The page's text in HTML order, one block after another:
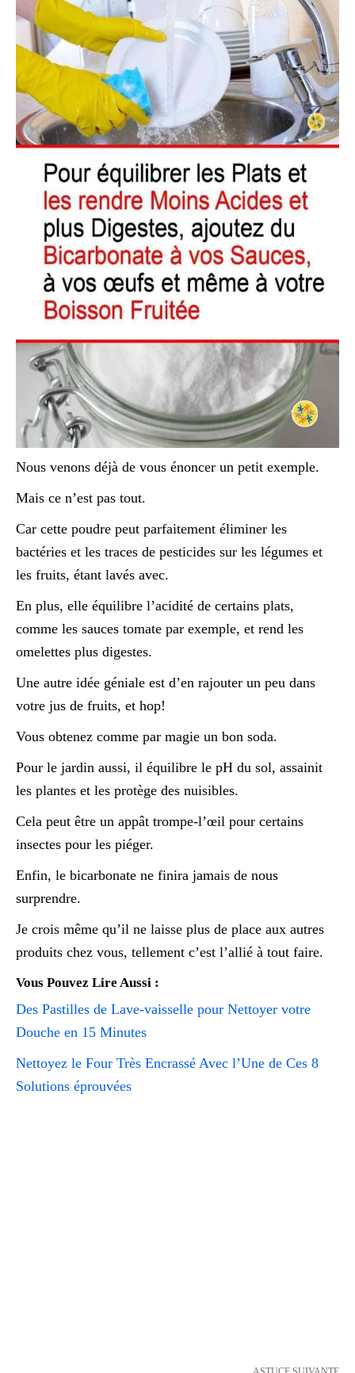
Nous venons déjà de vous énoncer un petit exemple.
Mais ce n’est pas tout.
Car cette poudre peut parfaitement éliminer les
bactéries et les traces de pesticides sur les légumes et
les fruits, étant lavés avec.
En plus, elle équilibre l’acidité de certains plats,
comme les sauces tomate par exemple, et rend les
omelettes plus digestes.
Une autre idée géniale est d’en rajouter un peu dans
votre jus de fruits, et hop!
Vous obtenez comme par magie un bon soda.
Pour le jardin aussi, il équilibre le pH du sol, assainit
les plantes et les protège des nuisibles.
Cela peut être un appât trompe-l’œil pour certains
insectes pour les piéger.
Enfin, le bicarbonate ne finira jamais de nous
surprendre.
Je crois même qu’il ne laisse plus de place aux autres
produits chez vous, tellement c’est l’allié à tout faire.
Vous Pouvez Lire Aussi :
Des Pastilles de Lave-vaisselle pour Nettoyer votre
Douche en 15 Minutes
Nettoyez le Four Très Encrassé Avec l’Une de Ces 8
Solutions éprouvées